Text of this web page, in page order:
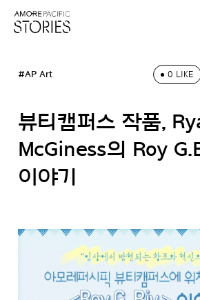
#AP Art 0 LIKE
뷰티캠퍼스 작품,
McGiness의 Roy
이야기